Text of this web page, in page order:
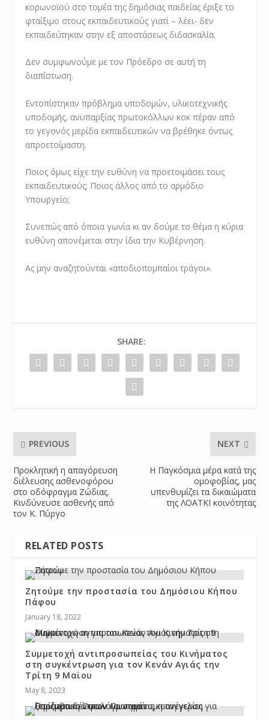
κορωνοϊού στο τομέα της δημόσιας παιδείας έριξε το
φταίξιμο στους εκπαιδευτικούς γιατί – λέει- δεν
εκπαιδεύτηκαν στην εξ αποστάσεως διδασκαλία.
Δεν συμφωνούμε με τον Πρόεδρο σε αυτή τη
διαπίστωση.
Εντοπίστηκαν πρόβλημα υποδομών, υλικοτεχνικής
υποδομής, ανυπαρξίας πρωτοκόλλων κοκ πέραν από
το γεγονός μερίδα εκπαιδευτικών να βρέθηκε όντως
απροετοίμαστη.
Ποιος όμως είχε την ευθύνη να προετοιμάσει τους
εκπαιδευτικούς; Ποιος άλλος από το αρμόδιο
Υπουργείο;
Συνεπώς από όποια γωνία κι αν δούμε το θέμα η κύρια
ευθύνη απονέμεται στην ίδια την Κυβέρνηση.
Ας μην αναζητούνται «αποδιοπομπαίοι τράγοι».
SHARE:
PREVIOUS
Προκλητική η απαγόρευση
διέλευσης ασθενοφόρου
στο οδόφραγμα Ζώδιας.
Κινδύνευσε ασθενής από
τον Κ. Πύργο
NEXT
Η Παγκόσμια μέρα κατά της
ομοφοβίας, μας
υπενθυμίζει τα δικαιώματα
της ΛΟΑΤΚΙ κοινότητας
RELATED POSTS
Ζητούμε την προστασία του Δημόσιου Κήπου
Πάφου
January 18, 2022
Συμμετοχή αντιπροσωπείας του Κινήματος
στη συγκέντρωση για τον Κενάν Αγιάς την
Τρίτη 9 Μαϊου
May 8, 2023